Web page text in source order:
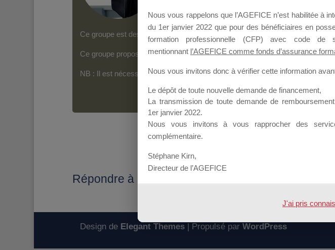
Ce groupe est destiné aux Organismes de Formation qui souhaitent répondre
Ce groupe propose un forum dédié au support sur lequel il est possible de
NB : Il est nécessaire d’êtreinscrit(e)pour pouvoir rejoindre ce groupe
Répondre à : delai etude du dossier
Design de Elegant Themes| Propulsé par WordPress
Nous vous rappelons que l’AGEFICE n’est habilitée à
du 1er janvier 2022 que pour des bénéficiaires en
formation professionnelle (CFP) avec code
mentionnant l’AGEFICE comme fonds d’assurance
Nous vous invitons donc à vérifier cette information
Le dépôt de toute nouvelle demande de financement,
La transmission de toute demande de
1er janvier 2022.
Nous vous invitons à vous rapprocher des
complémentaire.
Stéphane Kirn,
Directeur de l’AGEFICE
J'ai pris